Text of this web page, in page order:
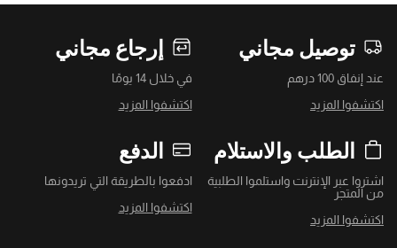
توصيل مجاني
عند إنفاق 100 درهم
اكتشفوا المزيد
إرجاع مجاني
في خلال 14 يومًا
اكتشفوا المزيد
الطلب والاستلام
اشتروا عبر الإنترنت واستلموا الطلبية
من المتجر
اكتشفوا المزيد
الدفع
ادفعوا بالطريقة التي تريدونها
اكتشفوا المزيد